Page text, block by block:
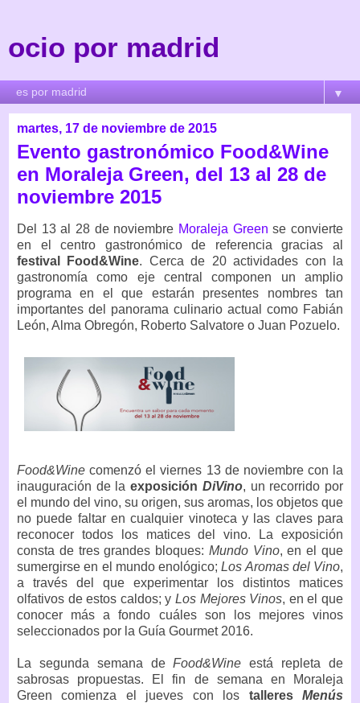
ocio por madrid
▼
martes, 17 de noviembre de 2015
Evento gastronómico Food&Wine
en Moraleja Green, del 13 al 28 de
noviembre 2015
Del 13 al 28 de noviembre Moraleja Green se convierte
en el centro gastronómico de referencia gracias al
festival Food&Wine. Cerca de 20 actividades con la
gastronomía como eje central componen un amplio
programa en el que estarán presentes nombres tan
importantes del panorama culinario actual como Fabián
León, Alma Obregón, Roberto Salvatore o Juan Pozuelo.
Food&Wine comenzó el viernes 13 de noviembre con la
inauguración de laexposición DiVino, un recorrido por
el mundo del vino, su origen, sus aromas, los objetos que
no puede faltar en cualquier vinoteca y las claves para
reconocer todos los matices del vino. La exposición
consta de tres grandes bloques: Mundo Vino, en el que
sumergirse en el mundo enológico;Los Aromas del Vino,
a través del que experimentar los distintos matices
olfativos de estos caldos; y Los Mejores Vinos, en el que
conocer más a fondo cuáles son los mejores vinos
seleccionados por la Guía Gourmet 2016.
La segunda semana deFood&Wine está repleta de
sabrosas propuestas. El fin de semana en Moraleja
Green comienza el jueves con los talleresMenús